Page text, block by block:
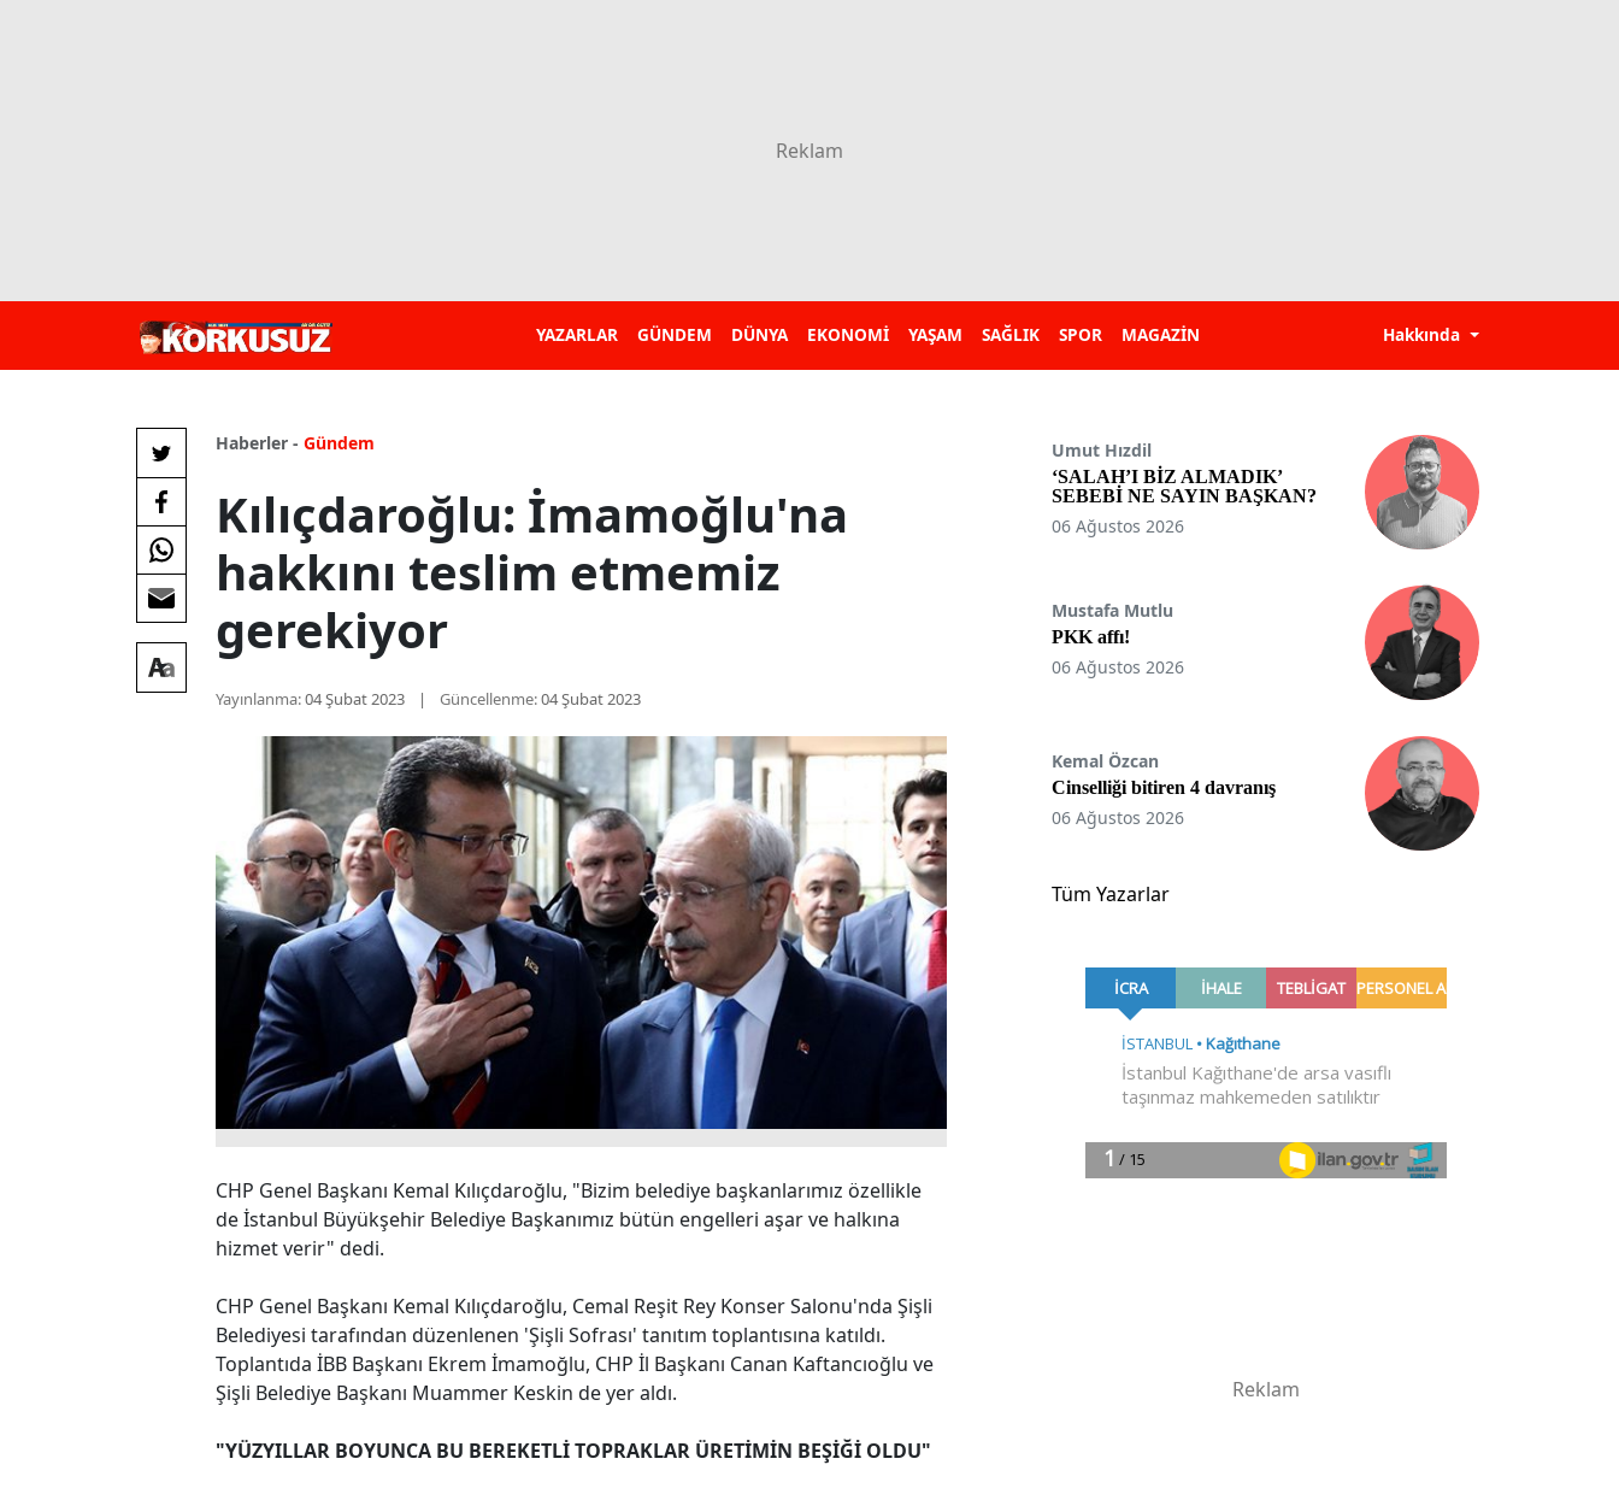
YAZARLAR GÜNDEM DÜNYA EKONOMİ YAŞAM SAĞLIK SPOR MAGAZİN Hakkında
Haberler - Gündem
Kılıçdaroğlu: İmamoğlu'na
hakkını teslim etmemiz
gerekiyor
Yayınlanma:04 Şubat 2023 Güncellenme:04 Şubat 2023
CHP Genel Başkanı Kemal Kılıçdaroğlu, "Bizim belediye başkanlarımız özellikle
de İstanbul Büyükşehir Belediye Başkanımız bütün engelleri aşar ve halkına
hizmet verir" dedi.
CHP Genel Başkanı Kemal Kılıçdaroğlu, Cemal Reşit Rey Konser Salonu'nda Şişli
Belediyesi tarafından düzenlenen 'Şişli Sofrası' tanıtım toplantısına katıldı.
Toplantıda İBB Başkanı Ekrem İmamoğlu, CHP İl Başkanı Canan Kaftancıoğlu ve
Şişli Belediye Başkanı Muammer Keskin de yer aldı.
"YÜZYILLAR BOYUNCA BU BEREKETLİ TOPRAKLAR ÜRETİMİN BEŞİĞİ OLDU"
Umut Hızdil
‘SALAH’I BİZ ALMADIK’
SEBEBİ NE SAYIN BAŞKAN?
06 Ağustos 2026
Mustafa Mutlu
PKK affı!
06 Ağustos 2026
Kemal Özcan
Cinselliği bitiren 4 davranış
06 Ağustos 2026
Tüm Yazarlar